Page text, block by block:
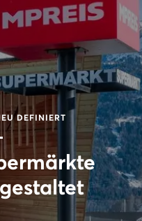
DEFINIERT